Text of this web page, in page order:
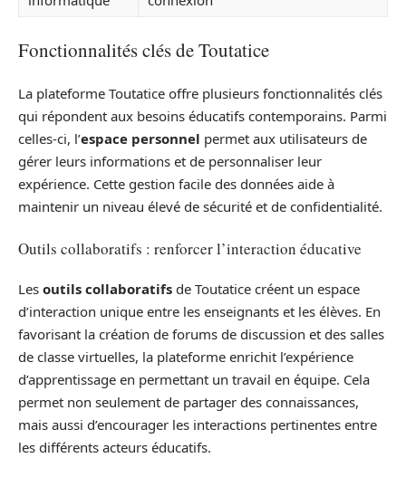
Fonctionnalités clés de Toutatice
La plateforme Toutatice offre plusieurs fonctionnalités clés
qui répondent aux besoins éducatifs contemporains. Parmi
celles-ci, l’espace personnel permet aux utilisateurs de
gérer leurs informations et de personnaliser leur
expérience. Cette gestion facile des données aide à
maintenir un niveau élevé de sécurité et de confidentialité.
Outils collaboratifs : renforcer l’interaction éducative
Les outils collaboratifs de Toutatice créent un espace
d’interaction unique entre les enseignants et les élèves. En
favorisant la création de forums de discussion et des salles
de classe virtuelles, la plateforme enrichit l’expérience
d’apprentissage en permettant un travail en équipe. Cela
permet non seulement de partager des connaissances,
mais aussi d’encourager les interactions pertinentes entre
les différents acteurs éducatifs.